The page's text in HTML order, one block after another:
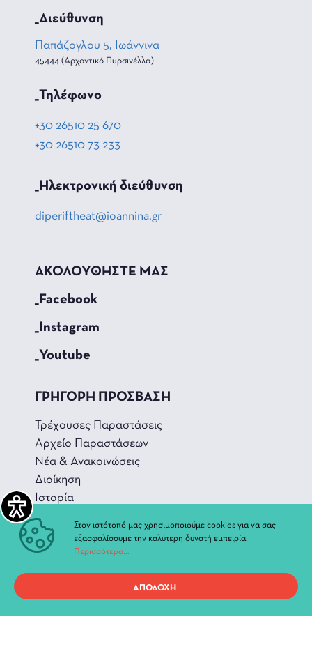
_Διεύθυνση
Παπάζογλου 5, Ιωάννινα
45444 (Αρχοντικό Πυρσινέλλα)
_Τηλέφωνο
+30 26510 25 670
+30 26510 73 233
_Hλεκτρονική διεύθυνση
diperiftheat@ioannina.gr
ΑΚΟΛΟΥΘΗΣΤΕ ΜΑΣ
_Facebook
_Instagram
_Youtube
ΓΡΗΓΟΡΗ ΠΡΟΣΒΑΣΗ
Τρέχουσες Παραστάσεις
Αρχείο Παραστάσεων
Νέα & Ανακοινώσεις
Διοίκηση
Ιστορία
Χώροι και Αίθουσες
Προσωπικά Δεδομένα
Στον ιστότοπό μας χρησιμοποιούμε cookies για να σας
εξασφαλίσουμε την καλύτερη δυνατή εμπειρία.
Περισσότερα...
ΑΠΟΔΟΧΗ